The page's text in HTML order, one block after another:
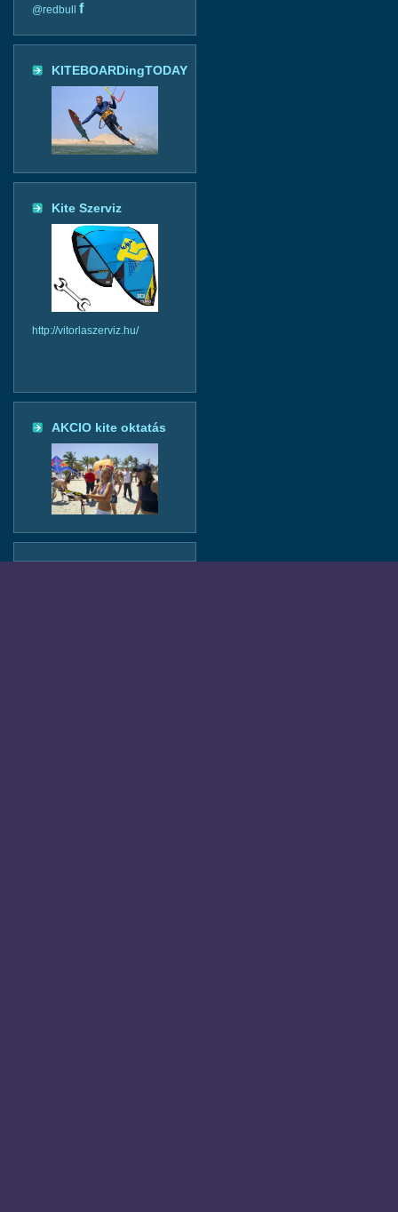
@redbull f
KITEBOARDingTODAY
Kite Szerviz
http://vitorlaszerviz.hu/
AKCIO kite oktatás